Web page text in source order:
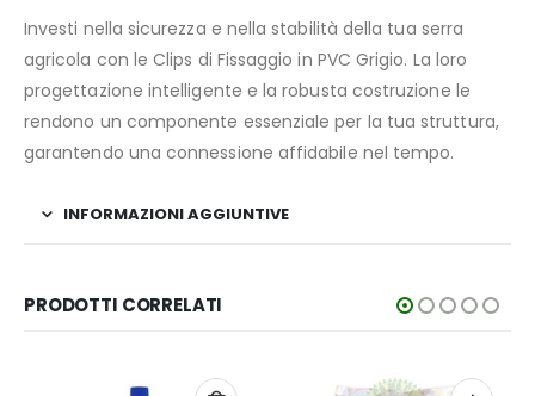
Investi nella sicurezza e nella stabilità della tua serra
agricola con le Clips di Fissaggio in PVC Grigio. La loro
progettazione intelligente e la robusta costruzione le
rendono un componente essenziale per la tua struttura,
garantendo una connessione affidabile nel tempo.
INFORMAZIONI AGGIUNTIVE
PRODOTTI CORRELATI